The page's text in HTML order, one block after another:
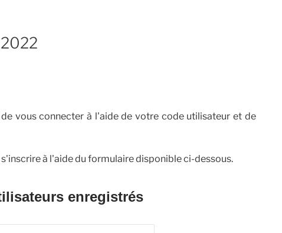
vous connecter à l'aide de votre code utilisateur et de
à l'aide du formulaire disponible ci-dessous.
enregistrés